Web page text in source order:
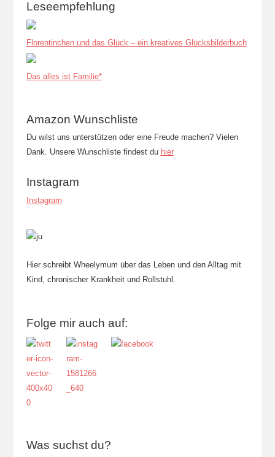
Leseempfehlung
Florentinchen und das Glück – ein kreatives Glücksbilderbuch
Das alles ist Familie*
Amazon Wunschliste
Du wilst uns unterstützen oder eine Freude machen? Vielen
Dank. Unsere Wunschliste findest du hier
Instagram
Instagram
Hier schreibt Wheelymum über das Leben und den Alltag mit
Kind, chronischer Krankheit und Rollstuhl.
Folge mir auch auf:
Was suchst du?